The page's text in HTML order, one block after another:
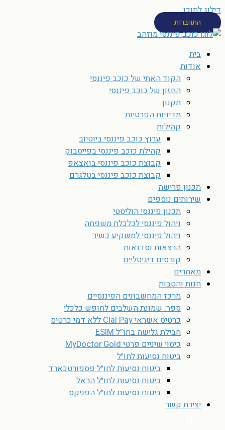
דילוג לתוכן
התחברות
בית
אודות
הקוד האתי של כוכב פיננסי
החזון של כוכב פיננסי
תקנון
מדיניות הפרטיות
קהילות
ערוץ כוכב פיננסי ביוטיוב
קהילת כוכב פיננסי בפייסבוק
קבוצת כוכב פיננסי בואצאפ
קבוצת כוכב פיננסי בטלגרם
תכנון פרישה
שירותים נוספים
תכנון פיננסי הוליסטי
ניהול פיננסי לכלכלת משפחה
ניהול פיננסי למשקיע כשיר
הרצאות וסדנאות
קורסים דיגיטליים
מאמרים
חנות והטבות
מרכז המחשבונים הפיננסיים
ספר: שמונת השלבים לחופש כלכלי
כרטיס אשראי Clal Pay ללא דמי כרטיס
חבילת גלישה בחו”ל ESIM
כיסוי שיניים פרטי MyDoctor Gold
ביטוח נסיעות לחו״ל
ביטוח נסיעות לחו״ל פספורטכארד
ביטוח נסיעות לחו״ל הראל
ביטוח נסיעות לחו״ל הפניקס
יצירת קשר